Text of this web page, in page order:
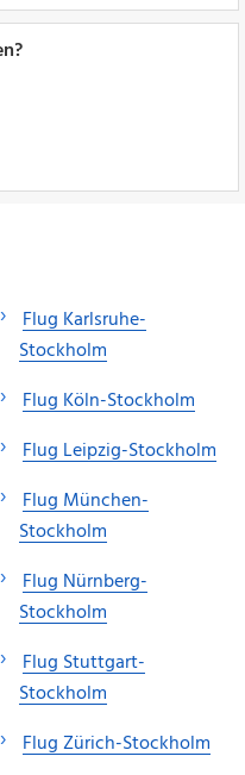
Flug Karlsruhe-
Stockholm
Flug Köln-Stockholm
Flug Leipzig-Stockholm
Flug München-
Stockholm
Flug Nürnberg-
Stockholm
Flug Stuttgart-
Stockholm
Flug Zürich-Stockholm